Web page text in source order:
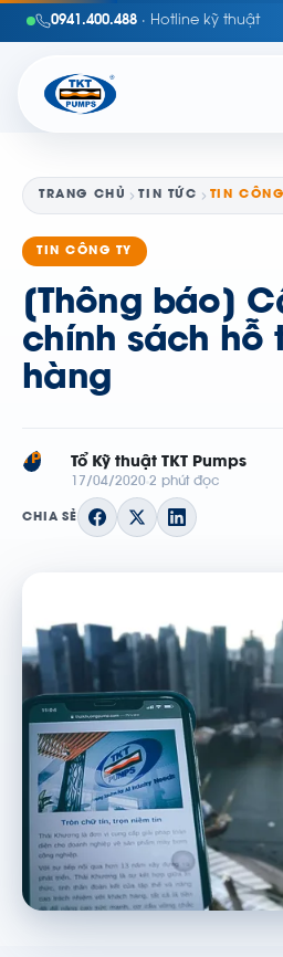
0941.400.488 · Hotline kỹ thuật
TRANG CHỦ TIN TỨC TIN
TIN CÔNG TY
[Thông báo]
chính sách hỗ
hàng
TP Tổ Kỹ thuật TKT Pumps
17/04/2020 2 phút đọc
CHIA SẺ